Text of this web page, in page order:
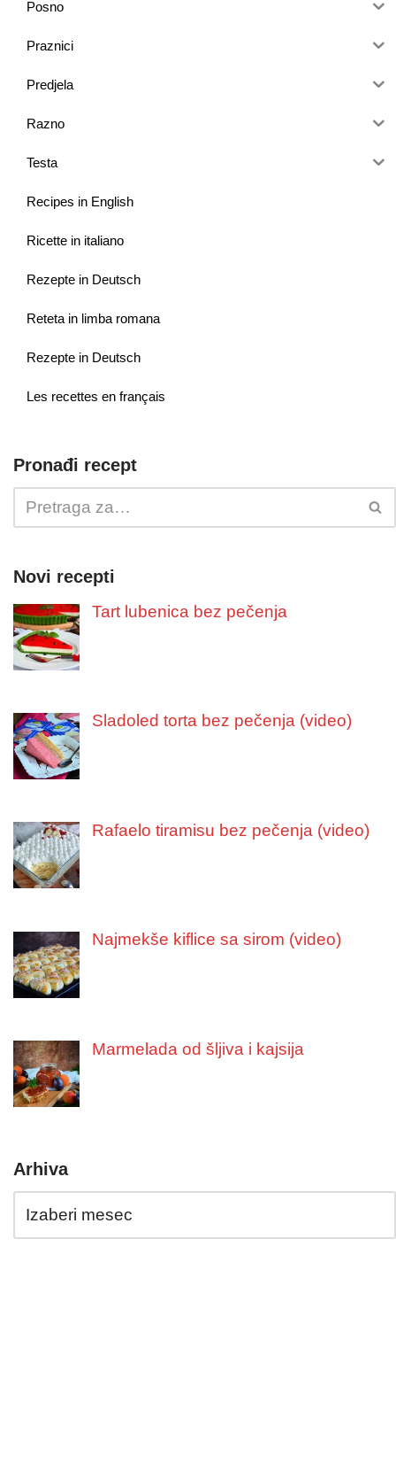
Posno
Praznici
Predjela
Razno
Testa
Recipes in English
Ricette in italiano
Rezepte in Deutsch
Reteta in limba romana
Rezepte in Deutsch
Les recettes en français
Pronađi recept
Novi recepti
Tart lubenica bez pečenja
Sladoled torta bez pečenja (video)
Rafaelo tiramisu bez pečenja (video)
Najmekše kiflice sa sirom (video)
Marmelada od šljiva i kajsija
Arhiva